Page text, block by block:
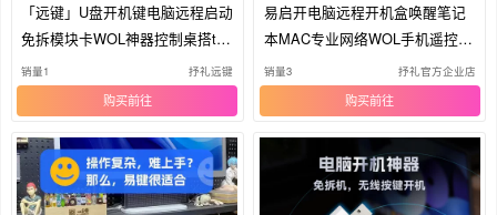
「远键」U盘开机键电脑远程启动
免拆模块卡WOL神器控制桌搭tod
esk
销量1 抒礼远键
购买
易启开电脑远程开机盒唤醒笔记
本MAC专业网络WOL手机遥控制
启动
销量3 抒礼官方企业店
购买